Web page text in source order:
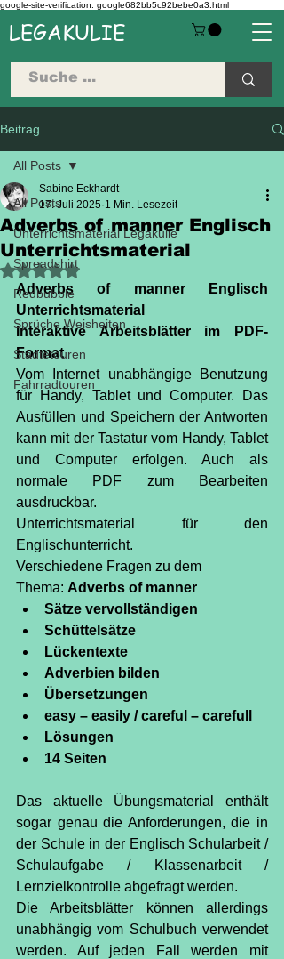
google-site-verification: google682bb5c92bebe0a3.html
LEGAKULIE
Beitrag
All Posts
Unterrichtsmaterial Legakulie
Spreadshirt
Redbubble
Sprüche Weisheiten
Städtetouren
Fahrradtouren
All Posts
Adverbs of manner Englisch
Unterrichtsmaterial
Sabine Eckhardt
17. Juli 2025 1 Min. Lesezeit
Mit NaN von 5 Sternen bewertet.
Adverbs of manner Englisch
Unterrichtsmaterial
Interaktive Arbeitsblätter im PDF-
Format
Vom Internet unabhängige Benutzung
für Handy, Tablet und Computer. Das
Ausfüllen und Speichern der Antworten
kann mit der Tastatur vom Handy, Tablet
und Computer erfolgen. Auch als
normale PDF zum Bearbeiten
ausdruckbar.
Unterrichtsmaterial für den
Englischunterricht.
Verschiedene Fragen zu dem
Thema: Adverbs of manner
Sätze vervollständigen
Schüttelsätze
Lückentexte
Adverbien bilden
Übersetzungen
​easy – easily / careful – carefull
Lösungen
14 Seiten
Das aktuelle Übungsmaterial enthält
sogar genau die Anforderungen, die in
der Schule in der Englisch Schularbeit /
Schulaufgabe / Klassenarbeit /
Lernzielkontrolle abgefragt werden.
Die Arbeitsblätter können allerdings
unabhängig vom Schulbuch verwendet
werden. Auf jeden Fall werden mit